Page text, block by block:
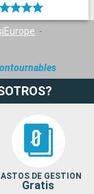
DE GESTION
Gratis